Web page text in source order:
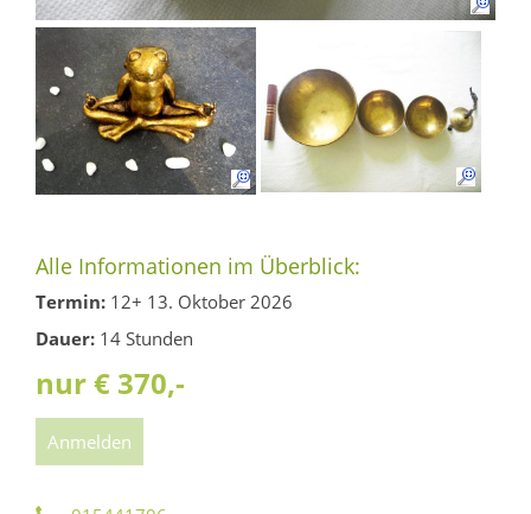
Alle Informationen im Überblick:
Termin: 12+ 13. Oktober 2026
Dauer: 14 Stunden
nur € 370,-
Anmelden